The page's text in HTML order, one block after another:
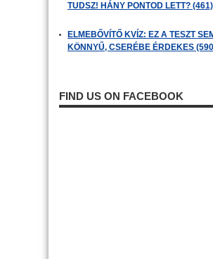
TUDSZ! HÁNY PONTOD LETT? (461)
ELMEBŐVÍTŐ KVÍZ: EZ A TESZT
KÖNNYŰ, CSERÉBE ÉRDEKES
FIND US ON FACEBOOK